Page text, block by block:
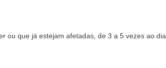
ou que já estejam afetadas, de 3 a 5 vezes ao dia.